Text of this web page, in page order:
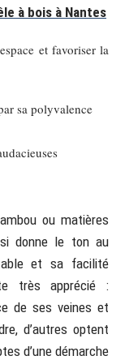
à bois à Nantes
et favoriser la
sa polyvalence
ou matières
donne le ton au
et sa facilité
très apprécié :
de ses veines et
d’autres optent
d’une démarche